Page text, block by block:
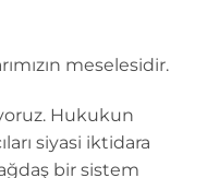
meselesidir.
Hukukun
siyasi iktidara
bir sistem